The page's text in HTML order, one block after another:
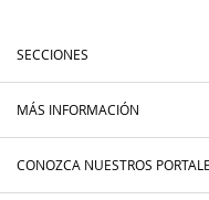
SECCIONES
MÁS INFORMACIÓN
CONOZCA NUESTROS